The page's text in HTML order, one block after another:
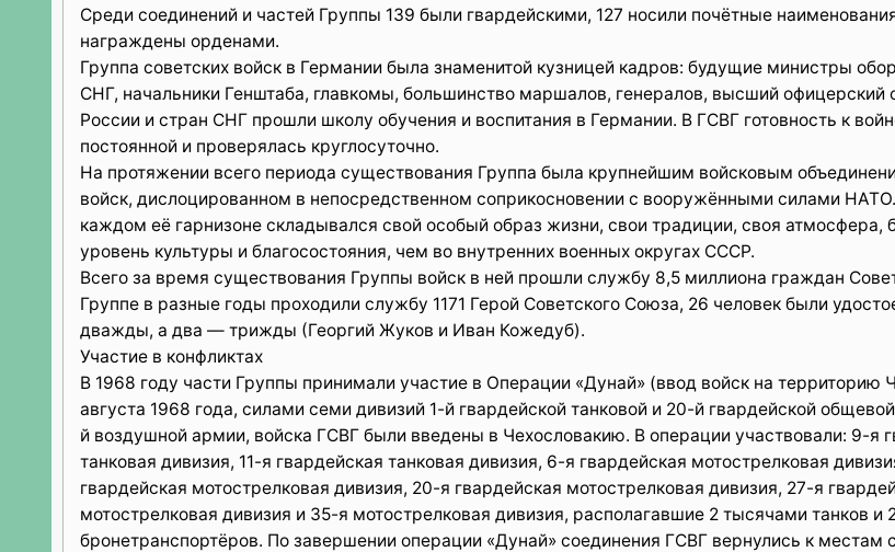
Среди соединений и частей Группы 139 были гвардейскими, 127 носили почётные
награждены орденами.
Группа советских войск в Германии была знаменитой кузницей кадров: будущие министры
СНГ, начальники Генштаба, главкомы, большинство маршалов, генералов, высший офицерский
России и стран СНГ прошли школу обучения и воспитания в Германии. В ГСВГ готовность к
постоянной и проверялась круглосуточно.
На протяжении всего периода существования Группа была крупнейшим войсковым
войск, дислоцированном в непосредственном соприкосновении с вооружёнными силами
каждом её гарнизоне складывался свой особый образ жизни, свои традиции, своя атмосфера,
уровень культуры и благосостояния, чем во внутренних военных округах СССР.
Всего за время существования Группы войск в ней прошли службу 8,5 миллиона граждан
Группе в разные годы проходили службу 1171 Герой Советского Союза, 26 человек были
дважды, а два — трижды (Георгий Жуков и Иван Кожедуб).
Участие в конфликтах
В 1968 году части Группы принимали участие в Операции «Дунай» (ввод войск на территорию
августа 1968 года, силами семи дивизий 1-й гвардейской танковой и 20-й гвардейской
й воздушной армии, войска ГСВГ были введены в Чехословакию. В операции участвовали: 9-я
танковая дивизия, 11-я гвардейская танковая дивизия, 6-я гвардейская мотострелковая
гвардейская мотострелковая дивизия, 20-я гвардейская мотострелковая дивизия, 27-я
мотострелковая дивизия и 35-я мотострелковая дивизия, располагавшие 2 тысячами танков и
бронетранспортёров. По завершении операции «Дунай» соединения ГСВГ вернулись к местам